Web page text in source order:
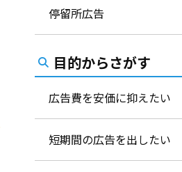
停留所広告
⽬的からさがす
広告費を安価に抑えたい
短期間の広告を出したい